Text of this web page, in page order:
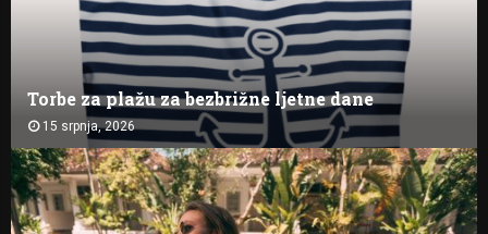
Torbe za plažu za bezbrižne ljetne dane
15 srpnja, 2026